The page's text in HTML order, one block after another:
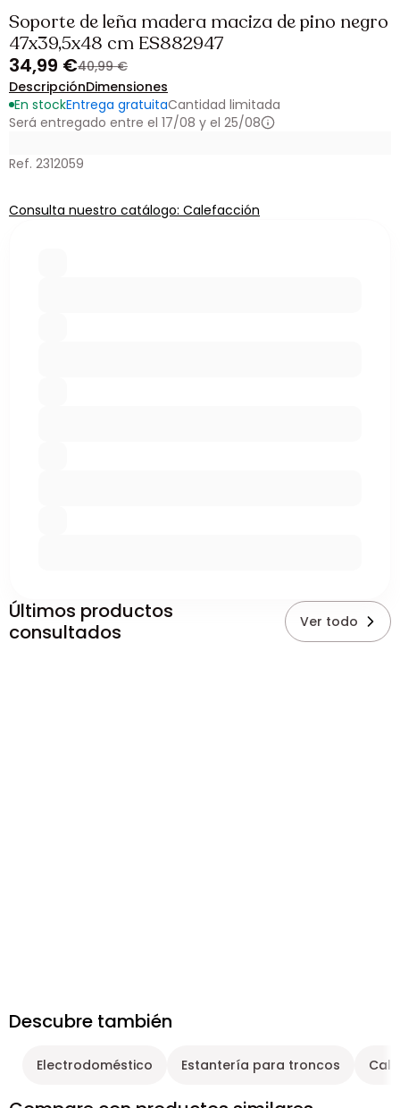
Soporte de leña madera maciza de pino negro
47x39,5x48 cm ES882947
34,99 €40,99 €
DescripciónDimensiones
En stockEntrega gratuitaCantidad limitada
Será entregado entre el 17/08 y el 25/08
Ref. 2312059
Consulta nuestro catálogo: Calefacción
Últimos productos
consultados
Ver todo
Descubre también
Electrodoméstico Estantería para troncos